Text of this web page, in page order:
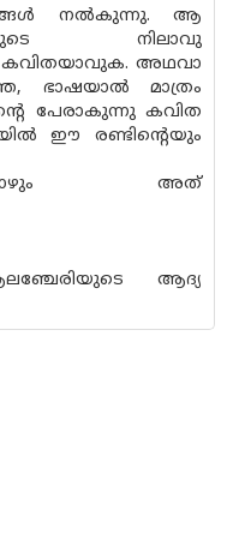
നല്‍കുന്നു. ആ
നിലാവു
അഥവാ
ഭാഷയാല്‍ മാത്രം
പേരാകുന്നു കവിത
ഈ രണ്ടിന്റെയും
അത്
ആദ്യ